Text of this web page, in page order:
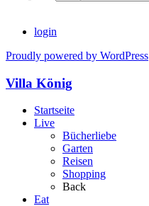
login
Proudly powered by WordPress
Villa König
Startseite
Live
Bücherliebe
Garten
Reisen
Shopping
Back
Eat